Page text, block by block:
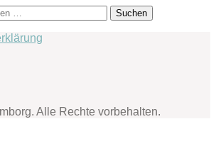
Alle Rechte vorbehalten.